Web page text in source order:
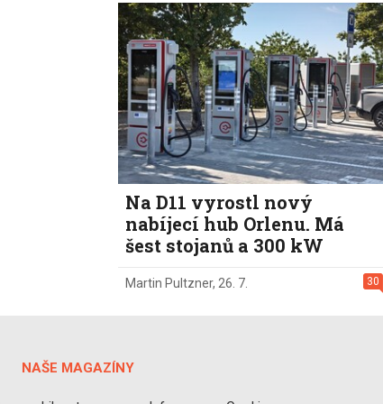
Na D11 vyrostl nový
nabíjecí hub Orlenu. Má
šest stojanů a 300 kW
30
Martin Pultzner, 26. 7.
NAŠE MAGAZÍNY